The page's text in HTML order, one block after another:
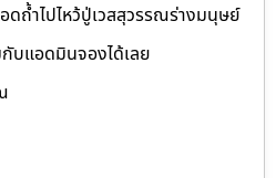
ดถ้ำไปไหว้ปู่เวสสุวรรณร่างมนุษย์
บแอดมินจองได้เลย